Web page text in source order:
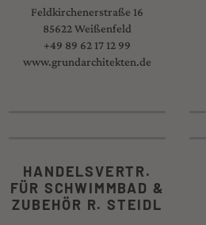
Feldkirchenerstraße 16
85622 Weißenfeld
+49 89 62 17 12 99
www.grundarchitekten.de
HANDELSVERTR.
FÜR SCHWIMMBAD &
ZUBEHÖR R. STEIDL